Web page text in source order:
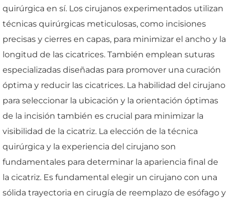
quirúrgica en sí. Los cirujanos experimentados utilizan
técnicas quirúrgicas meticulosas, como incisiones
precisas y cierres en capas, para minimizar el ancho y la
longitud de las cicatrices. También emplean suturas
especializadas diseñadas para promover una curación
óptima y reducir las cicatrices. La habilidad del cirujano
para seleccionar la ubicación y la orientación óptimas
de la incisión también es crucial para minimizar la
visibilidad de la cicatriz. La elección de la técnica
quirúrgica y la experiencia del cirujano son
fundamentales para determinar la apariencia final de
la cicatriz. Es fundamental elegir un cirujano con una
sólida trayectoria en cirugía de reemplazo de esófago y